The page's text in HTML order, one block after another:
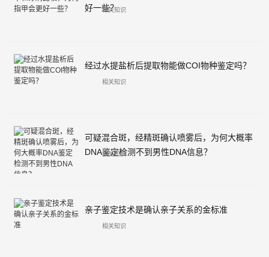
好一些？
相关知识
经过水提盐析后提取物能做COI物种鉴定吗？
相关知识
可疑混合斑，经精斑确认喷雾后，为何大概率
DNA鉴定检测不到男性DNA信息？
相关知识
亲子鉴定技术是确认亲子关系的金标准
相关知识